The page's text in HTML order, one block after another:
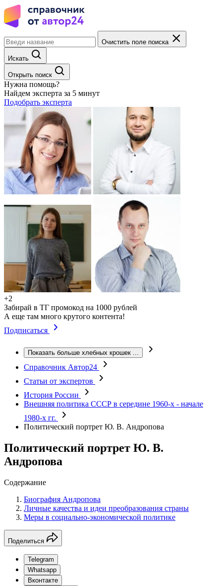
Очистить поле поиска
Искать
Открыть поиск
Нужна помощь?
Найдем эксперта за 5 минут
Подобрать эксперта
+2
Забирай в ТГ промокод на 1000 рублей
А еще там много крутого контента!
Подписаться
Показать больше хлебных крошек ...
Справочник Автор24
Статьи от экспертов
История России
Внешняя политика СССР в середине 1960-х - начале
1980-х гг.
Политический портрет Ю. В. Андропова
Политический портрет Ю. В.
Андропова
Содержание
Биография Андропова
Личные качества и идеи преобразования страны
Меры в социально-экономической политике
Поделиться
Telegram
Whatsapp
Вконтакте